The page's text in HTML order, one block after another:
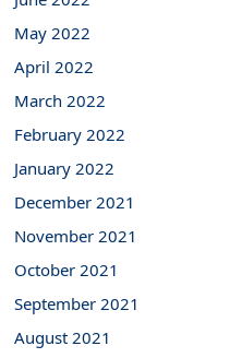
May 2022
April 2022
March 2022
February 2022
January 2022
December 2021
November 2021
October 2021
September 2021
August 2021